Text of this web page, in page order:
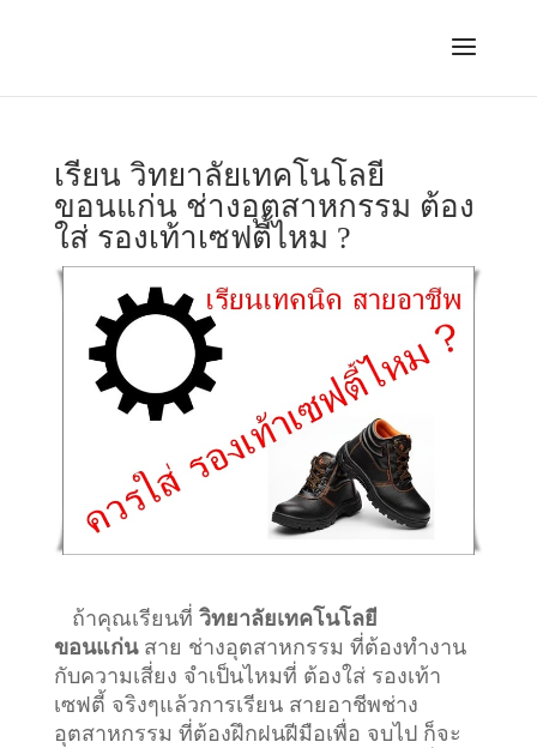
เรียน วิทยาลัยเทคโนโลยี
ขอนแก่น ช่างอุตสาหกรรม ต้อง
ใส่ รองเท้าเซฟตี้ไหม ?
ถ้าคุณเรียนที่ วิทยาลัยเทคโนโลยี
ขอนแก่นสาย ช่างอุตสาหกรรม ที่ต้องทำงาน
กับความเสี่ยง จำเป็นไหมที่ ต้องใส่ รองเท้า
เซฟตี้ จริงๆแล้วการเรียน สายอาชีพช่าง
อุตสาหกรรม ที่ต้องฝึกฝนฝีมือเพื่อ จบไป ก็จะ